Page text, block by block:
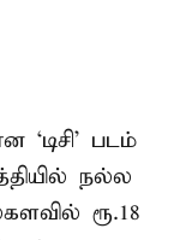
படம்
நல்ல
ரூ.18